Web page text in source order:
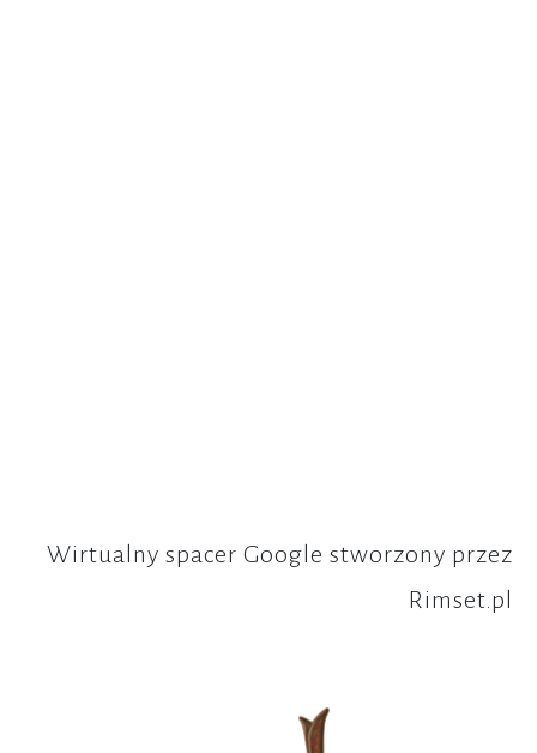
Wirtualny spacer Google stworzony przez
Rimset.pl